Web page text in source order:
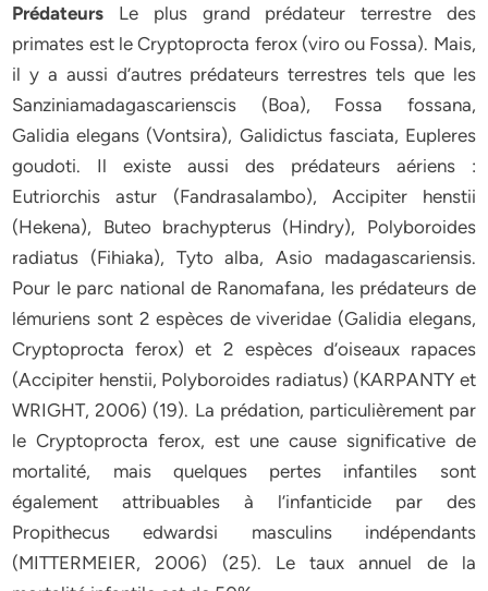
Prédateurs Le plus grand prédateur terrestre des
primates est le Cryptoprocta ferox (viro ou Fossa). Mais,
il y a aussi d’autres prédateurs terrestres tels que les
Sanziniamadagascarienscis (Boa), Fossa fossana,
Galidia elegans (Vontsira), Galidictus fasciata, Eupleres
goudoti. Il existe aussi des prédateurs aériens :
Eutriorchis astur (Fandrasalambo), Accipiter henstii
(Hekena), Buteo brachypterus (Hindry), Polyboroides
radiatus (Fihiaka), Tyto alba, Asio madagascariensis.
Pour le parc national de Ranomafana, les prédateurs de
lémuriens sont 2 espèces de viveridae (Galidia elegans,
Cryptoprocta ferox) et 2 espèces d’oiseaux rapaces
(Accipiter henstii, Polyboroides radiatus) (KARPANTY et
WRIGHT, 2006) (19). La prédation, particulièrement par
le Cryptoprocta ferox, est une cause significative de
mortalité, mais quelques pertes infantiles sont
également attribuables à l’infanticide par des
Propithecus edwardsi masculins indépendants
(MITTERMEIER, 2006) (25). Le taux annuel de la